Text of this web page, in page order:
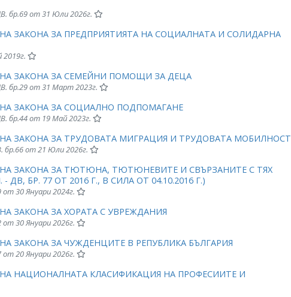
бр.69 от 31 Юли 2026г.
ЗАКОНА ЗА ПРЕДПРИЯТИЯТА НА СОЦИАЛНАТА И СОЛИДАРНА
ЗАКОНА ЗА СЕМЕЙНИ ПОМОЩИ ЗА ДЕЦА
бр.29 от 31 Март 2023г.
ЗАКОНА ЗА СОЦИАЛНО ПОДПОМАГАНЕ
бр.44 от 19 Май 2023г.
ЗАКОНА ЗА ТРУДОВАТА МИГРАЦИЯ И ТРУДОВАТА МОБИЛНОСТ
бр.66 от 21 Юли 2026г.
ЗАКОНА ЗА ТЮТЮНА, ТЮТЮНЕВИТЕ И СВЪРЗАНИТЕ С ТЯХ
БР. 77 ОТ 2016 Г., В СИЛА ОТ 04.10.2016 Г.)
30 Януари 2024г.
ЗАКОНА ЗА ХОРАТА С УВРЕЖДАНИЯ
30 Януари 2026г.
ЗАКОНА ЗА ЧУЖДЕНЦИТЕ В РЕПУБЛИКА БЪЛГАРИЯ
20 Януари 2026г.
НАЦИОНАЛНАТА КЛАСИФИКАЦИЯ НА ПРОФЕСИИТЕ И